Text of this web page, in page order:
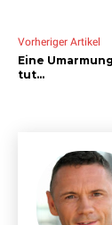
Vorheriger Artikel
Eine
tut…